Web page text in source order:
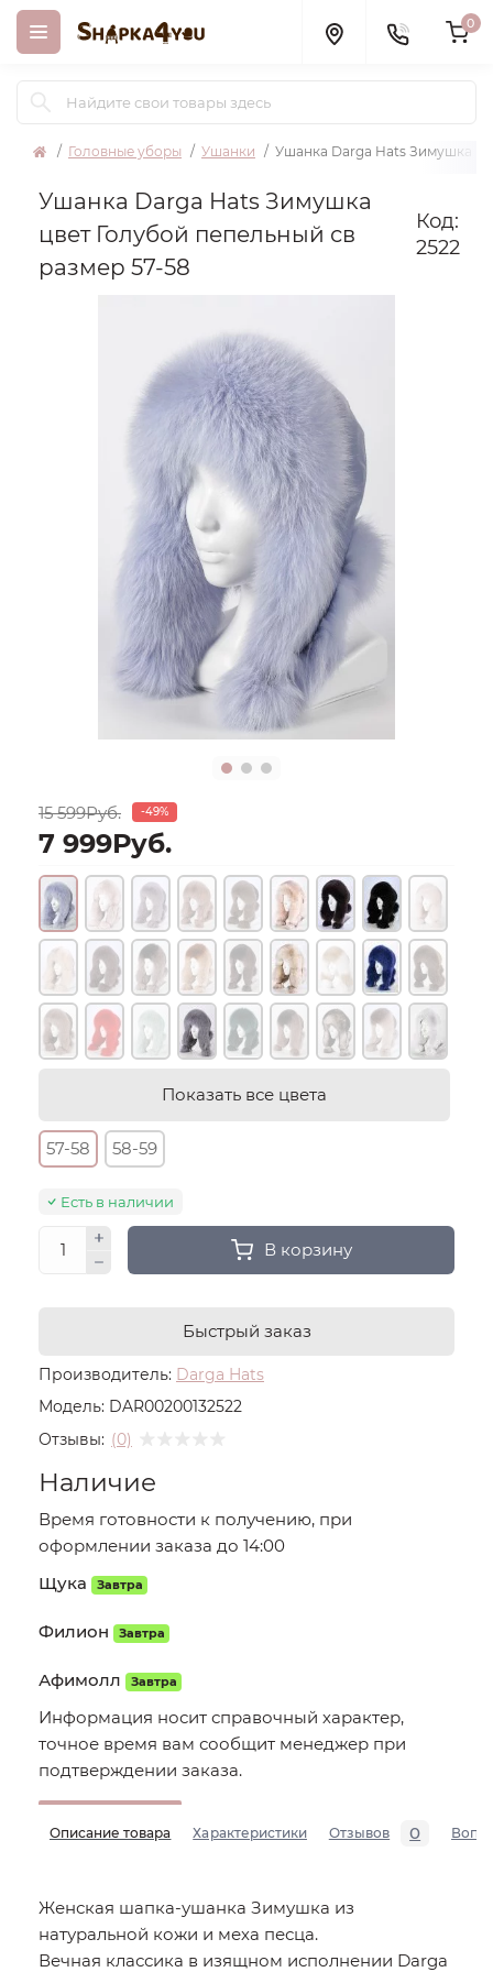
0
Головные уборы Ушанки Ушанка Darga Hats Зимушка
Ушанка Darga Hats Зимушка
цвет Голубой пепельный св
размер 57-58
Код:
2522
Производитель: Darga Hats
Модель: DAR00200132522
Отзывы: (0)
15 599Руб. -49%
7 999Руб.
Показать все цвета
57-58 58-59
Есть в наличии
В корзину
Быстрый заказ
Наличие
Время готовности к получению, при
оформлении заказа до 14:00
Щука
Завтра
Филион Завтра
Афимолл Завтра
Информация носит справочный характер,
точное время вам сообщит менеджер при
подтверждении заказа.
Описание товара Характеристики Отзывов 0
Женская шапка-ушанка Зимушка из
натуральной кожи и меха песца.
Вечная классика в изящном исполнении Darga